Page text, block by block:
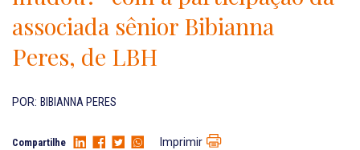
Localização
EN-US
associada sênior Bibianna
Peres, de LBH
POR: BIBIANNA PERES
Compartilhe Imprimir